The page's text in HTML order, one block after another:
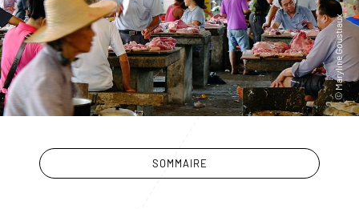
SOMMAIRE